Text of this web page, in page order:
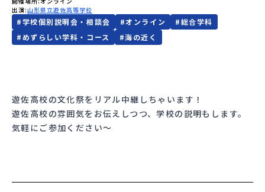
出演 山形県立遊佐高等学校
#学校個別説明会・相談会 #オンライン #総合学科
#めずらしい学科・コース #海の近く
遊佐高校の文化祭をリアル中継しちゃいます！
遊佐高校の雰囲気をお伝えしつつ、学校の説明もします。
気軽にご参加ください～